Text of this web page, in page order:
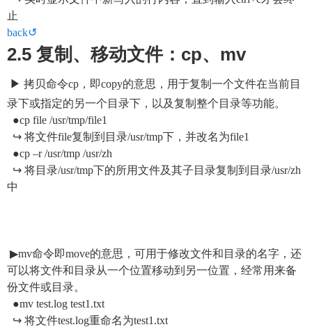
止
back↺
2.5 复制、移动文件：cp、mv
▶ 拷贝命令cp，即copy的意思，用于复制一个文件在当前目
录下或指定的另一个目录下，以及复制整个目录等功能。
●cp file /usr/tmp/file1
↪ 将文件file复制到目录/usr/tmp下，并改名为file1
●cp –r /usr/tmp /usr/zh
↪ 将目录/usr/tmp下的所用文件及其子目录复制到目录/usr/zh
中
▶mv命令即move的意思，可用于修改文件和目录的名字，还
可以将文件和目录从一个位置移动到另一位置，经常用来备
份文件或目录。
●mv test.log test1.txt
↪ 将文件test.log重命名为test1.txt